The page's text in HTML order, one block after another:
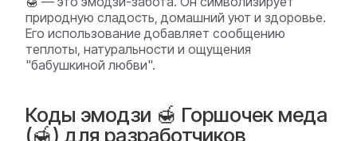
природную сладость, домашний уют и здоровье.
Его использование добавляет сообщению
теплоты, натуральности и ощущения
"бабушкиной любви".
Коды эмодзи 🍯 Горшочек меда
(🍯) для разработчиков